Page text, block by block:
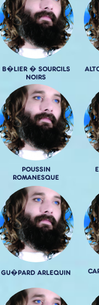
B�LIER � SOURCILS
NOIRS
POUSSIN
ROMANESQUE
GU�PARD ARLEQUIN